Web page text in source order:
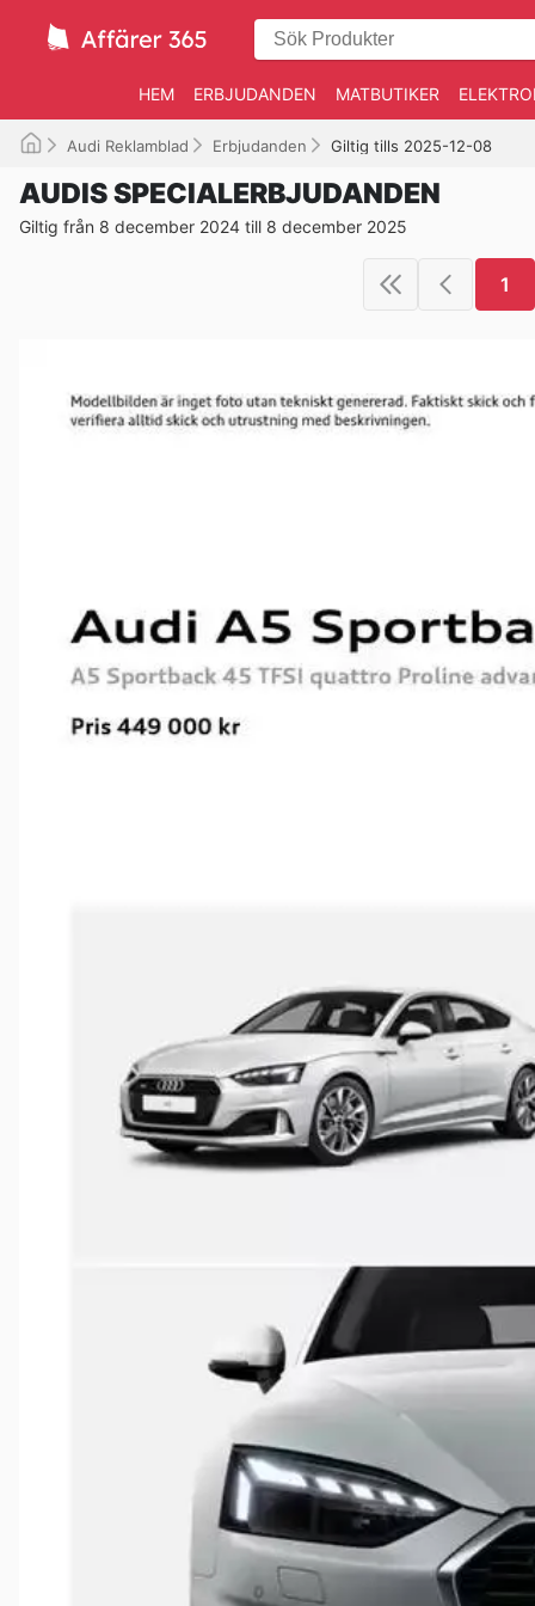
HEM ERBJUDANDEN MATBUTIKER
Audi Reklamblad Erbjudanden Giltig tills 2025-12-08
AUDIS SPECIALERBJUDANDEN
Giltig från 8 december 2024 till 8 december 2025
1